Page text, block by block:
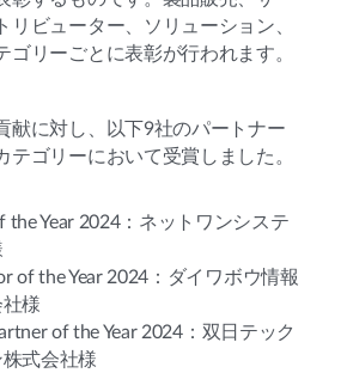
リビューター、ソリューション、
ゴリーごとに表彰が行われます。
献に対し、以下9社のパートナー
テゴリーにおいて受賞しました。
the Year 2024：ネットワンシステ
of the Year 2024：ダイワボウ情報
様
of the Year 2024：双日テック
式会社様